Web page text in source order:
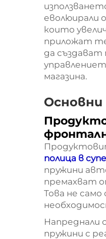
еволюирали
които
приложат
да
магазина.
Основни
полица в
пружини
премахват
Това не
Напреднали
пружини с